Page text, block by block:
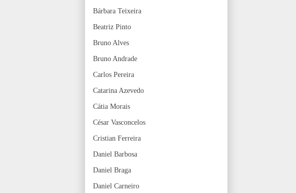
Bárbara Teixeira
Beatriz Pinto
Bruno Alves
Bruno Andrade
Carlos Pereira
Catarina Azevedo
Cátia Morais
César Vasconcelos
Cristian Ferreira
Daniel Barbosa
Daniel Braga
Daniel Carneiro